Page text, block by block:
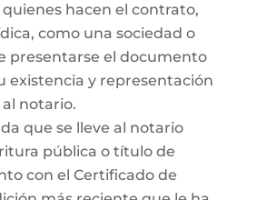
hacen el contrato,
como una sociedad o
presentarse el documento
existencia y representación
notario.
que se lleve al notario
pública o título de
con el Certificado de